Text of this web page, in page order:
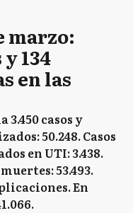
marzo:
134
en las
casos y
50.248. Casos
en UTI: 3.438.
53.493.
En